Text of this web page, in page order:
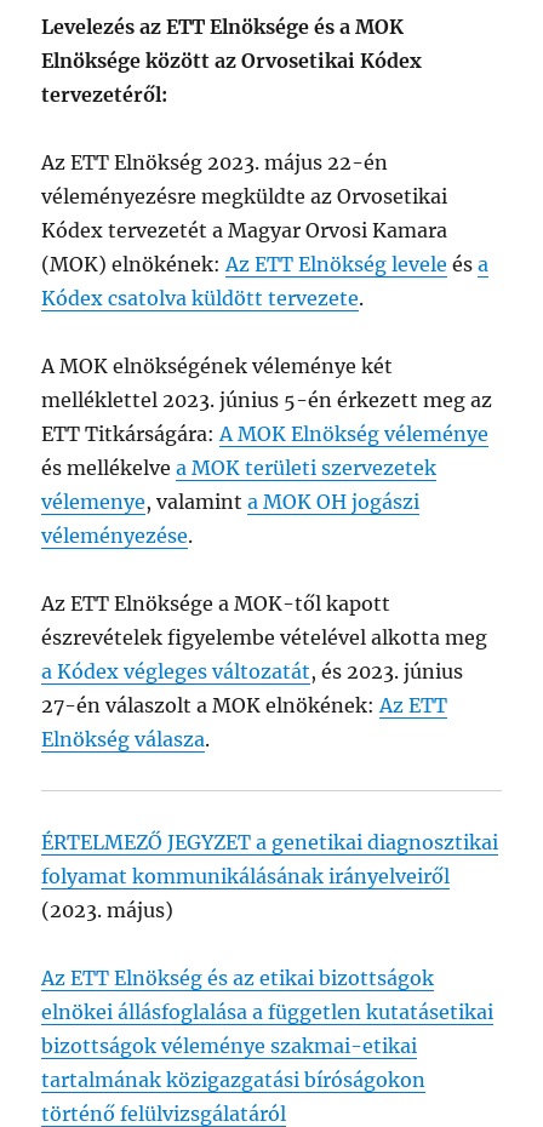
Levelezés az ETT Elnöksége és a MOK
Elnöksége között az Orvosetikai Kódex
tervezetéről:
Az ETT Elnökség 2023. május 22-én
véleményezésre megküldte az Orvosetikai
Kódex tervezetét a Magyar Orvosi Kamara
(MOK) elnökének: Az ETT Elnökség levele ésa
Kódex csatolva küldött tervezete.
A MOK elnökségének véleménye két
melléklettel 2023. június 5-én érkezett meg az
ETT Titkárságára: A MOK Elnökség véleménye
és mellékelvea MOK területi szervezetek
vélemenye, valaminta MOK OH jogászi
véleményezése.
Az ETT Elnöksége a MOK-től kapott
észrevételek figyelembe vételével alkotta meg
a Kódex végleges változatát, és 2023. június
27-én válaszolt a MOK elnökének: Az ETT
Elnökség válasza.
ÉRTELMEZŐ JEGYZET a genetikai diagnosztikai
folyamat kommunikálásának irányelveiről
(2023. május)
Az ETT Elnökség és az etikai bizottságok
elnökei állásfoglalása a független kutatásetikai
bizottságok véleménye szakmai-etikai
tartalmának közigazgatási bíróságokon
történő felülvizsgálatáról